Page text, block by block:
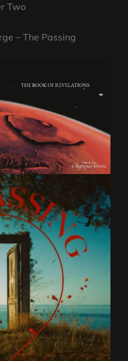
Two
– The Passing